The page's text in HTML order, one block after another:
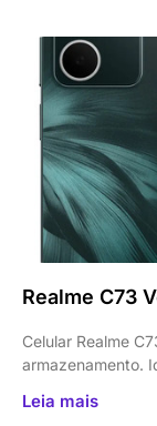
Realme C73
Celular Realme
armazenamento.
Leia mais